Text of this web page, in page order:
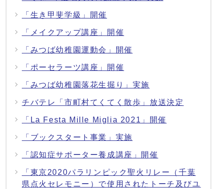
「生き甲斐学級」開催
「メイクアップ講座」開催
「みつば幼稚園運動会」開催
「ポーセラーツ講座」開催
「みつば幼稚園落花生掘り」実施
チバテレ「市町村てくてく散歩」放送決定
「La Festa Mille Miglia 2021」開催
「ブックスタート事業」実施
「認知症サポーター養成講座」開催
「東京2020パラリンピック聖火リレー（千葉
県点火セレモニー）で使用されたトーチ及びユ